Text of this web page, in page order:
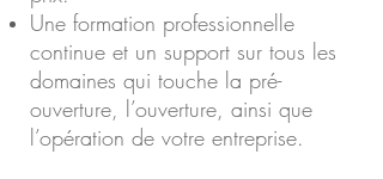
Une formation professionnelle
continue et un support sur tous les
domaines qui touche la pré-
ouverture, l’ouverture, ainsi que
l’opération de votre entreprise.